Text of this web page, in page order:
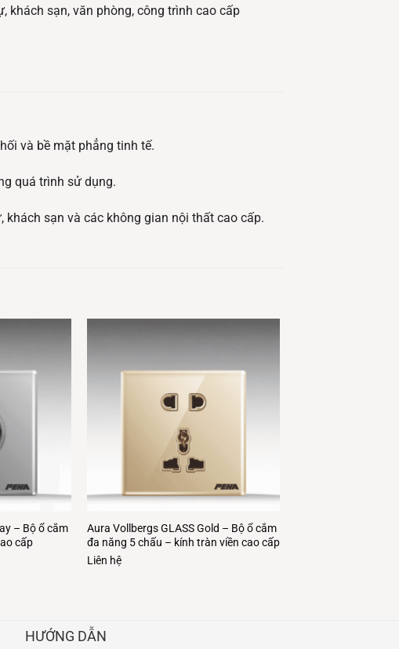
khách sạn, văn phòng, công trình cao cấp
và bề mặt phẳng tinh tế.
quá trình sử dụng.
sạn và các không gian nội thất cao cấp.
– Bộ ổ cắm
cấp
Aura Vollbergs GLASS Gold – Bộ ổ cắm
đa năng 5 chấu – kính tràn viền cao cấp
Liên hệ
HƯỚNG DẪN